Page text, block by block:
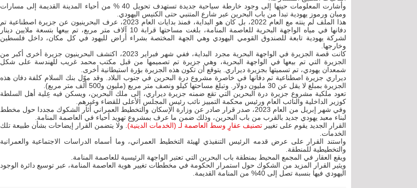
وأشارت المعلومات حينها إلى وجود خارطة سياحية جديدة تستهدف تحويل 40 % من أحياء المدينة القديمة إلى مسارات
ومبان ورموز يهودية تبدأ من باب البحرين عبر شارع المتنبي حتى الكنيس اليهودي.
هذا الملف لم ينته مع العام 2022، بل كان هو البداية، فمنذ بدايات العام 2023، عرف البحرينيون عن جزيرة اصطناعية تم
دفانها في مياه الواجهة البحرية للعاصمة المنامة، بلغت مساحتها قرابة 10 آلاف متر مربع، تم بيعها بتسعة ملايين دينار
لشركة يهودية تابعة للصندوق القومي اليهودي وهي الجهة المختصة بشراء أراض لليهود في كل مكان، داخل فلسطين
وخارجها.
كانت قصة الجزيرة في الواجهة البحرية مجرد البداية، ففي شهر فبراير 2023، اكتشف البحرينيون جزيرة أخرى أكبر من
الجزيرة التي تم بيعها في الواجهة البحرية، وهي جزيرة تم تصميمها من قبل مكتب محمد غريب للهندسة على شكل
شمعدان يهودي، تم تسميتها بجزيرة ديراري. يتوقع أن تكون هذه الجزيرة بؤرة استيطانية أخرى.
ديراري جزيرة اصطناعية تم دفانها في خاصرة مشروع درة البحرين في جنوب البلاد. وقد موّل بنك السلام كلفة دفان هذه
الجزيرة بمبلغ لا يقل عن 30 مليون دولار. وتبلغ مساحتها كيلو ونصف متر مربع (مليون و500 ألف متر مربع).
تعود ملكية مشروع جزيرة درة البحرين التي تقع ضمنه جزيرة ديراري، إلى ملك البحرين، ويسكن فيه عِلية أهل السلطة
كوزير الداخلية والنائب العام ورئيس محكمة التمييز نائب رئيس المجلس الأعلى للقضاء وغيرهم.
وفي شهر إبريل من العام 2023، صدر قرار صادر عن وزارة الإسكان والتخطيط العمراني أثار الشكوك مجددا حول مخطط
لبناء معبد يهودي جديد بالقرب من باب البحرين، وذلك ضمن ما عرف بمشروع تهويد أحياء في العاصمة المنامة.
القرار الجديد يقوم على تغييرتصنيف عقارٍ وسط العاصمة لـ (الخدمات الدينية) . ولا يتضمن القرار إيضاحات بشأن طبيعة تلك
الخدمات.
واستند القرار على عرض قدمه الرئيس التنفيذي لهيئة التخطيط العمراني، وما أسماه الدراسات الاجتماعية والعمرانية
والتخطيطية للمنطقة.
ويقع العقار في المجمع المحيط بمنطقة باب البحرين التي تعتبر الواجهة الرئيسية للعاصمة المنامة.
ويثير القرار المزيد من الشكوك حول استمرار الحكومة في مخططات تغيير هوية العاصمة المنامة، عبر توسيع دائرة الوجود
اليهودي فيها بنسبة تصل إلى 40% من المنامة القديمة.